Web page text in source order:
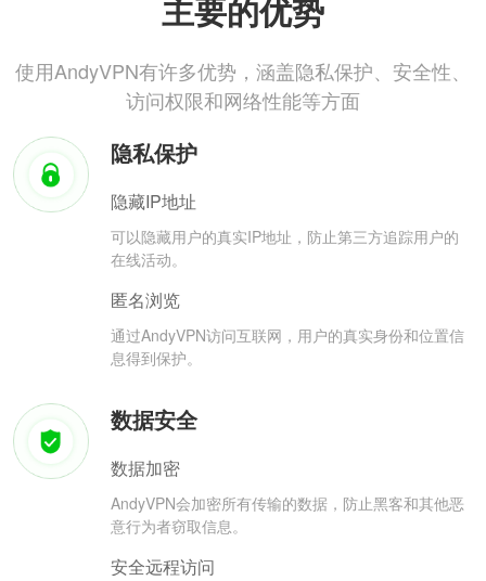
主要的优势
使用AndyVPN有许多优势，涵盖隐私保护、安全性、
访问权限和网络性能等方面
隐私保护
隐藏IP地址
可以隐藏用户的真实IP地址，防止第三方追踪用户的
在线活动。
匿名浏览
通过AndyVPN访问互联网，用户的真实身份和位置信
息得到保护。
数据安全
数据加密
AndyVPN会加密所有传输的数据，防止黑客和其他恶
意行为者窃取信息。
安全远程访问